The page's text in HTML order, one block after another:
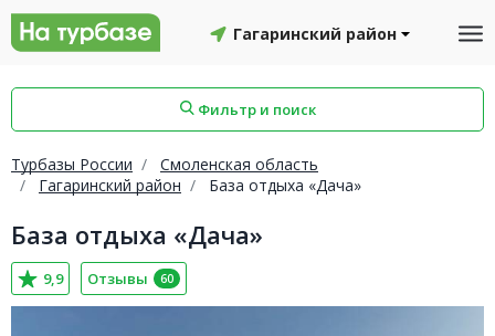
Гагаринский район
Фильтр и поиск
Турбазы России
Смоленская область
Гагаринский район
База отдыха «Дача»
База отдыха «Дача»
9,9 Отзывы 60
Смоленский район Топчихинский район